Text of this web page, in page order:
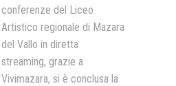
conferenze del Liceo
Artistico regionale di Mazara
del Vallo in diretta
streaming, grazie a
Vivimazara, si è conclusa la